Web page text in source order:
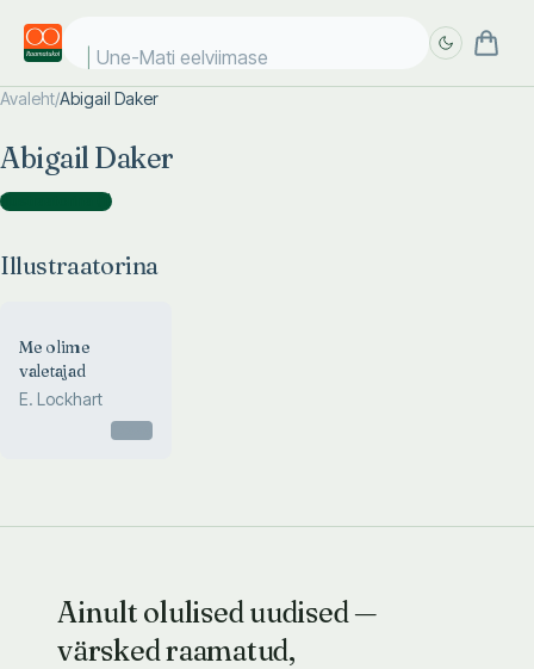
Une-Mati eelviimased
Avaleht/Abigail Daker
Abigail Daker
Illustraatorina )
Illustraatorina
Me olime
valetajad
E. Lockhart
Ainult olulised uudised —
värsked raamatud,